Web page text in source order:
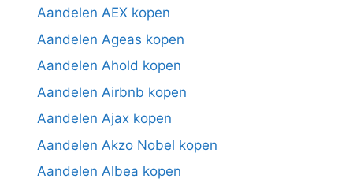
Aandelen AEX kopen
Aandelen Ageas kopen
Aandelen Ahold kopen
Aandelen Airbnb kopen
Aandelen Ajax kopen
Aandelen Akzo Nobel kopen
Aandelen Albea kopen